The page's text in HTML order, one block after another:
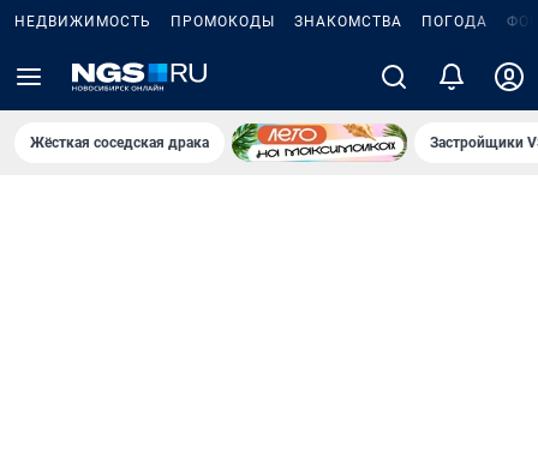
НЕДВИЖИМОСТЬ ПРОМОКОДЫ ЗНАКОМСТВА ПОГОДА
Жёсткая соседская драка Застройщики